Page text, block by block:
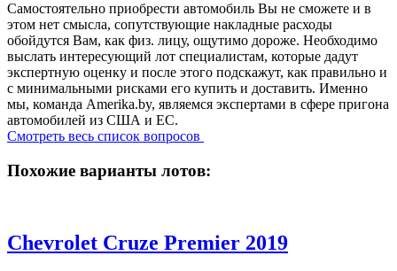
Самостоятельно приобрести автомобиль Вы не сможете и в
этом нет смысла, сопутствующие накладные расходы
обойдутся Вам, как физ. лицу, ощутимо дороже. Необходимо
выслать интересующий лот специалистам, которые дадут
экспертную оценку и после этого подскажут, как правильно и
с минимальными рисками его купить и доставить. Именно
мы, команда Amerika.by, являемся экспертами в сфере пригона
автомобилей из США и ЕС.
Смотреть весь список вопросов
Похожие варианты лотов:
Chevrolet Cruze Premier 2019